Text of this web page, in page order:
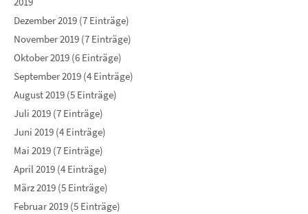
Dezember 2019 (7 Einträge)
November 2019 (7 Einträge)
Oktober 2019 (6 Einträge)
September 2019 (4 Einträge)
August 2019 (5 Einträge)
Juli 2019 (7 Einträge)
Juni 2019 (4 Einträge)
Mai 2019 (7 Einträge)
April 2019 (4 Einträge)
März 2019 (5 Einträge)
Februar 2019 (5 Einträge)